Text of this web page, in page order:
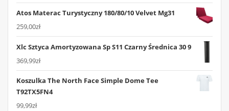
Atos Materac Turystyczny 180/80/10 Velvet Mg31
259,00zł
Xlc Sztyca Amortyzowana Sp S11 Czarny Średnica 30 9
369,99zł
Koszulka The North Face Simple Dome Tee
T92TX5FN4
99,99zł